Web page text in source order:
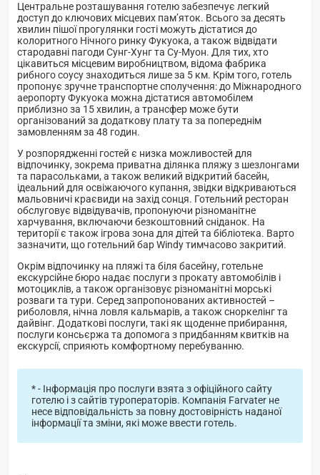
Центральне розташування готелю забезпечує легкий
доступ до ключових місцевих пам’яток. Всього за десять
хвилин пішої прогулянки гості можуть дістатися до
колоритного Нічного ринку Фукуока, а також відвідати
стародавні пагоди Сунг-Хунг та Су-Муон. Для тих, хто
цікавиться місцевим виробництвом, відома фабрика
рибного соусу знаходиться лише за 5 км. Крім того, готель
пропонує зручне транспортне сполучення: до Міжнародного
аеропорту Фукуока можна дістатися автомобілем
приблизно за 15 хвилин, а трансфер може бути
організований за додаткову плату та за попереднім
замовленням за 48 годин.
У розпорядженні гостей є низка можливостей для
відпочинку, зокрема приватна ділянка пляжу з шезлонгами
та парасольками, а також великий відкритий басейн,
ідеальний для освіжаючого купання, звідки відкриваються
мальовничі краєвиди на захід сонця. Готельний ресторан
обслуговує відвідувачів, пропонуючи різноманітне
харчування, включаючи безкоштовний сніданок. На
території є також ігрова зона для дітей та бібліотека. Варто
зазначити, що готельний бар Windy тимчасово закритий.
Окрім відпочинку на пляжі та біля басейну, готельне
екскурсійне бюро надає послуги з прокату автомобілів і
мотоциклів, а також організовує різноманітні морські
розваги та тури. Серед запропонованих активностей –
риболовля, нічна ловля кальмарів, а також сноркелінг та
дайвінг. Додаткові послуги, такі як щоденне прибирання,
послуги консьєржа та допомога з придбанням квитків на
екскурсії, сприяють комфортному перебуванню.
* - Інформація про послуги взята з офіційного сайту
готелю і з сайтів туроператорів. Компанія Farvater не
несе відповідальність за повну достовірність наданої
інформації та зміни, які може ввести готель.